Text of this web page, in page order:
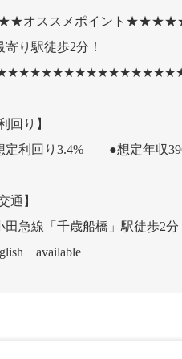
オススメポイント
寄り駅徒歩2分！
回り】
定利回り3.4% ●想定年収
通】
田急線「千歳船橋」駅徒歩2分
available